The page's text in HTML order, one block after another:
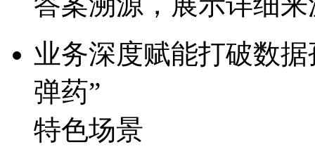
业务深度赋能打破数据
弹药”​
特色场景